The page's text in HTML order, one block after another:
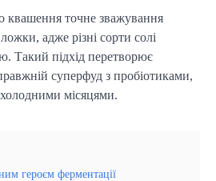
квашення точне зважування
адже різні сорти солі
Такий підхід перетворює
суперфуд з пробіотиками,
місяцями.
героєм ферментації